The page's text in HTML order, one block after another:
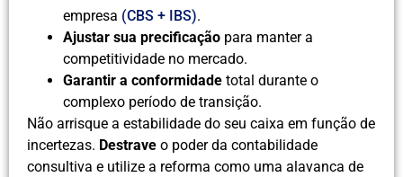
empresa (CBS + IBS).
Ajustar sua precificação para manter a
competitividade no mercado.
Garantir a conformidade total durante o
complexo período de transição.
Não arrisque a estabilidade do seu caixa em função de
incertezas. Destrave o poder da contabilidade
consultiva e utilize a reforma como uma alavanca de